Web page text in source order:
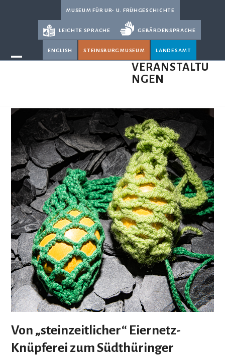
museum für ur- u. frühgeschichte
leichte sprache gebärdensprache
english steinsburgmuseum landesamt
VERANSTALTU
NGEN
Von „steinzeitlicher“ Eiernetz-
Knüpferei zum Südthüringer